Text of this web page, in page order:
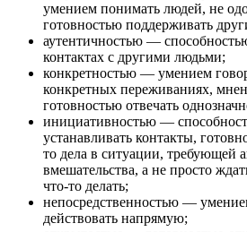
умением понимать людей, не
готовностью поддерживать
аутентичностью —
контактах с другими людьми;
конкретностью — умением
конкретных переживаниях,
готовностью отвечать
инициативностью —
устанавливать контакты,
то дела в ситуации, требующей
вмешательства, а не просто
что-то делать;
непосредственностью —
действовать напрямую;